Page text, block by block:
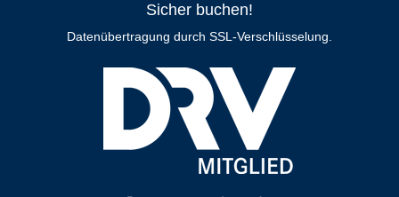
Sicher buchen!
Datenübertragung durch SSL-Verschlüsselung.